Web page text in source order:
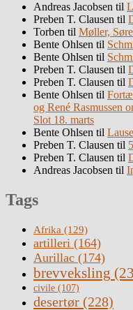
Andreas Jacobsen til
Preben T. Clausen til
Torben til Møller,
Bente Ohlsen til
Bente Ohlsen til
Preben T. Clausen til
Preben T. Clausen til
Bente Ohlsen til
og René Rasmussen
Slot 18. marts
Bente Ohlsen til
Preben T. Clausen til
Preben T. Clausen til
Andreas Jacobsen til
Tags
Afrika (129)
artilleri (164)
Aurillac (174)
brevveksling
civile (107)
desertør (228)